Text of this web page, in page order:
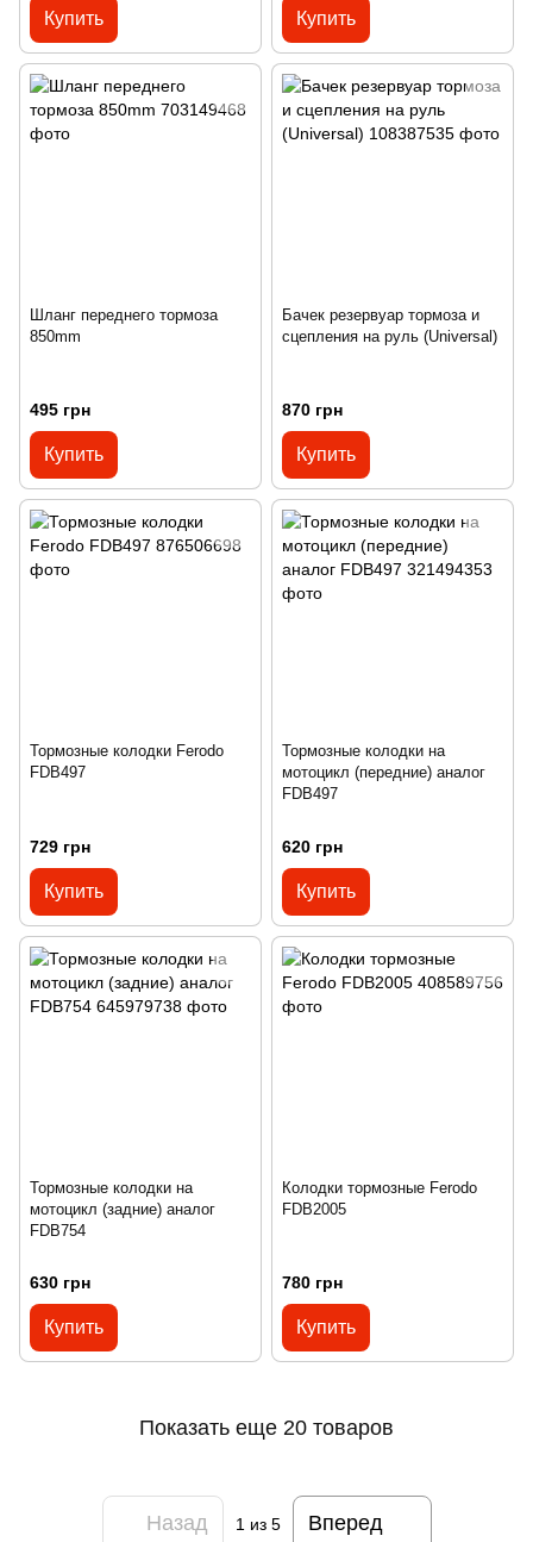
Купить Купить
Шланг переднего тормоза
850mm
495 грн
Купить
Бачек резервуар тормоза и
сцепления на руль (Universal)
870 грн
Купить
Тормозные колодки Ferodo
FDB497
729 грн
Купить
Тормозные колодки на
мотоцикл (передние) аналог
FDB497
620 грн
Купить
Тормозные колодки на
мотоцикл (задние) аналог
FDB754
630 грн
Купить
Колодки тормозные Ferodo
FDB2005
780 грн
Купить
Показать еще 20 товаров
Назад 1 из 5 Вперед